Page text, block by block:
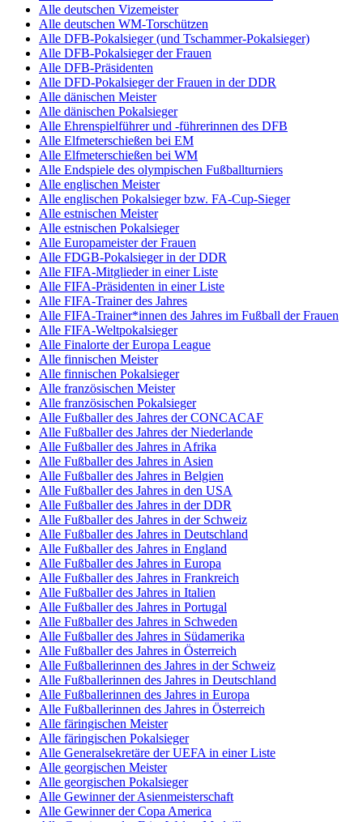
Alle deutschen Vizemeister
Alle deutschen WM-Torschützen
Alle DFB-Pokalsieger (und Tschammer-Pokalsieger)
Alle DFB-Pokalsieger der Frauen
Alle DFB-Präsidenten
Alle DFD-Pokalsieger der Frauen in der DDR
Alle dänischen Meister
Alle dänischen Pokalsieger
Alle Ehrenspielführer und -führerinnen des DFB
Alle Elfmeterschießen bei EM
Alle Elfmeterschießen bei WM
Alle Endspiele des olympischen Fußballturniers
Alle englischen Meister
Alle englischen Pokalsieger bzw. FA-Cup-Sieger
Alle estnischen Meister
Alle estnischen Pokalsieger
Alle Europameister der Frauen
Alle FDGB-Pokalsieger in der DDR
Alle FIFA-Mitglieder in einer Liste
Alle FIFA-Präsidenten in einer Liste
Alle FIFA-Trainer des Jahres
Alle FIFA-Trainer*innen des Jahres im Fußball der Frauen
Alle FIFA-Weltpokalsieger
Alle Finalorte der Europa League
Alle finnischen Meister
Alle finnischen Pokalsieger
Alle französischen Meister
Alle französischen Pokalsieger
Alle Fußballer des Jahres der CONCACAF
Alle Fußballer des Jahres der Niederlande
Alle Fußballer des Jahres in Afrika
Alle Fußballer des Jahres in Asien
Alle Fußballer des Jahres in Belgien
Alle Fußballer des Jahres in den USA
Alle Fußballer des Jahres in der DDR
Alle Fußballer des Jahres in der Schweiz
Alle Fußballer des Jahres in Deutschland
Alle Fußballer des Jahres in England
Alle Fußballer des Jahres in Europa
Alle Fußballer des Jahres in Frankreich
Alle Fußballer des Jahres in Italien
Alle Fußballer des Jahres in Portugal
Alle Fußballer des Jahres in Schweden
Alle Fußballer des Jahres in Südamerika
Alle Fußballer des Jahres in Österreich
Alle Fußballerinnen des Jahres in der Schweiz
Alle Fußballerinnen des Jahres in Deutschland
Alle Fußballerinnen des Jahres in Europa
Alle Fußballerinnen des Jahres in Österreich
Alle färingischen Meister
Alle färingischen Pokalsieger
Alle Generalsekretäre der UEFA in einer Liste
Alle georgischen Meister
Alle georgischen Pokalsieger
Alle Gewinner der Asienmeisterschaft
Alle Gewinner der Copa America